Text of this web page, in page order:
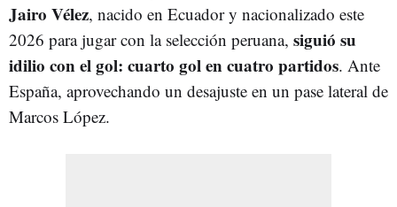
Jairo Vélez, nacido en Ecuador y nacionalizado este
2026 para jugar con la selección peruana, siguió su
idilio con el gol: cuarto gol en cuatro partidos. Ante
España, aprovechando un desajuste en un pase lateral de
Marcos López.